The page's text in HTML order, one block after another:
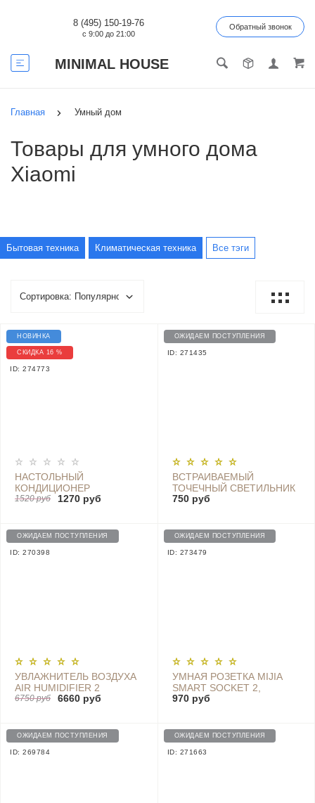
MINIMAL HOUSE
8 (495) 150-19-76
с 9:00 до 21:00
Обратный звонок
Главная Умный дом
Товары для умного дома
Xiaomi
Бытовая техника Климатическая техника Все тэги
НОВИНКА
СКИДКА 16 %
ID: 274773
НАСТОЛЬНЫЙ
КОНДИЦИОНЕР
MICROHOO PORTABLE
1520 руб 1270 руб
ОЖИДАЕМ ПОСТУПЛЕНИЯ
ID: 271435
ВСТРАИВАЕМЫЙ
ТОЧЕЧНЫЙ СВЕТИЛЬНИК
PHILIPS ZHIRUI
750 руб
ОЖИДАЕМ ПОСТУПЛЕНИЯ
ID: 270398
УВЛАЖНИТЕЛЬ ВОЗДУХА
AIR HUMIDIFIER 2
CJXJSQ02ZM EU
6750 руб 6660 руб
ОЖИДАЕМ ПОСТУПЛЕНИЯ
ID: 273479
УМНАЯ РОЗЕТКА MIJIA
SMART SOCKET 2,
BLUETOOTH, WI-FI -
970 руб
ОЖИДАЕМ ПОСТУПЛЕНИЯ
ID: 269784
ОЖИДАЕМ ПОСТУПЛЕНИЯ
ID: 271663